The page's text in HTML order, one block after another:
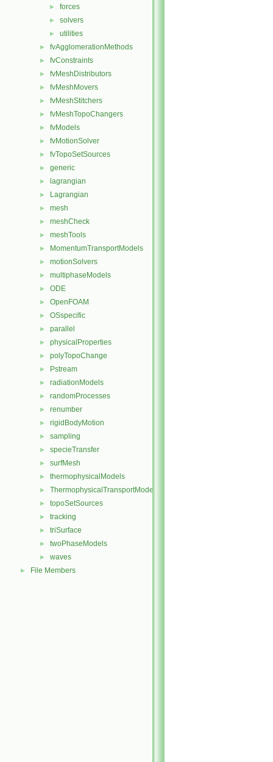
► forces
► solvers
► utilities
► fvAgglomerationMethods
► fvConstraints
► fvMeshDistributors
► fvMeshMovers
► fvMeshStitchers
► fvMeshTopoChangers
► fvModels
► fvMotionSolver
► fvTopoSetSources
► generic
► lagrangian
► Lagrangian
► mesh
► meshCheck
► meshTools
► MomentumTransportModels
► motionSolvers
► multiphaseModels
► ODE
► OpenFOAM
► OSspecific
► parallel
► physicalProperties
► polyTopoChange
► Pstream
► radiationModels
► randomProcesses
► renumber
► rigidBodyMotion
► sampling
► specieTransfer
► surfMesh
► thermophysicalModels
► ThermophysicalTransportModels
► topoSetSources
► tracking
► triSurface
► twoPhaseModels
► waves
► File Members